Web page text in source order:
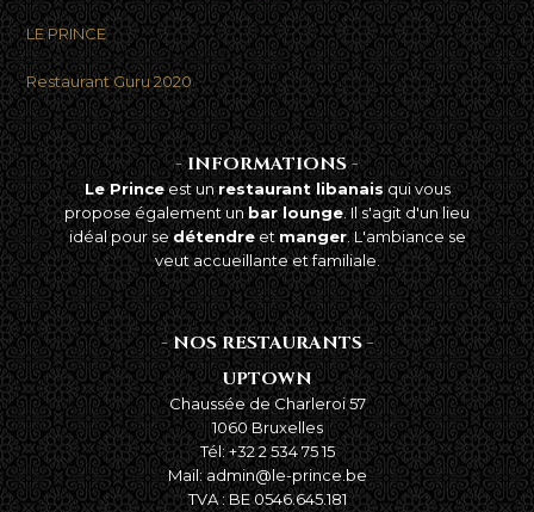
LE PRINCE
Meilleur à emporterdans Bruxelles
Restaurant Guru 2020
-INFORMATIONS-
Le Princeest unrestaurant libanaisqui vous
propose également unbar lounge. Il s'agit d'un lieu
idéal pour sedétendreetmanger. L'ambiance se
veut accueillante et familiale.
-NOS RESTAURANTS-
UPTOWN
Chaussée de Charleroi 57
1060 Bruxelles
Tél: +32 2 534 75 15
Mail: admin@le-prince.be
TVA : BE 0546.645.181